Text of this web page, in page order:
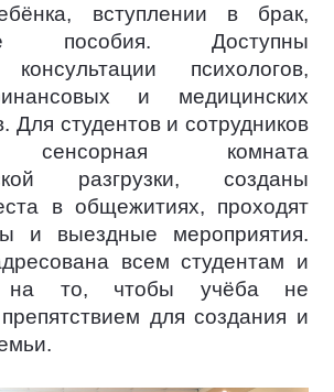
вступлении в брак,
пособия. Доступны
психологов,
и медицинских
Для студентов и сотрудников
сенсорная комната
разгрузки, созданы
в общежитиях, проходят
и выездные мероприятия.
всем студентам и
на то, чтобы учёба не
для создания и